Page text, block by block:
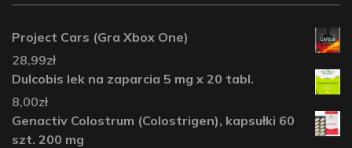
Project Cars (Gra Xbox One)
28,99zł
Dulcobis lek na zaparcia 5 mg x 20 tabl.
8,00zł
Genactiv Colostrum (Colostrigen), kapsułki 60
szt. 200 mg